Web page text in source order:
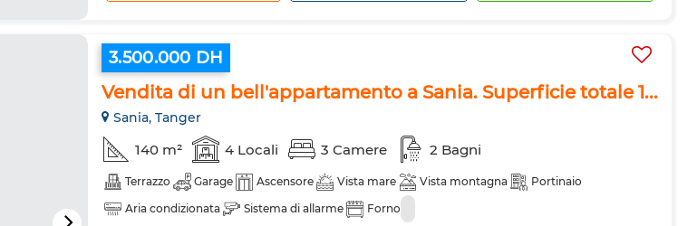
3.500.000 DH
Vendita di un bell'appartamento a Sania. Superficie totale 1...
Sania, Tanger
140 m² 4 Locali 3 Camere 2 Bagni
Terrazzo Garage Ascensore Vista mare Vista montagna
Portinaio
Aria condizionata
Sistema di allarme Forno